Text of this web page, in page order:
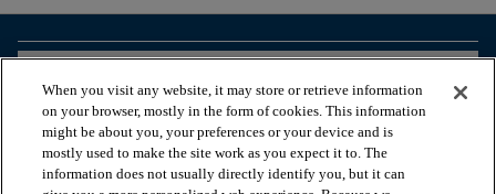
PRZEGLĄDAJ ZASOBY
When you visit any website, it may store or retrieve information
on your browser, mostly in the form of cookies. This information
might be about you, your preferences or your device and is
mostly used to make the site work as you expect it to. The
information does not usually directly identify you, but it can